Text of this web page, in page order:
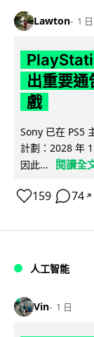
Lawton 1 日
出重要
戲
Sony 已在 PS5
計劃：2028 年
因此...
閱讀全
159 74 ↗
人工智能
Vin 1 日